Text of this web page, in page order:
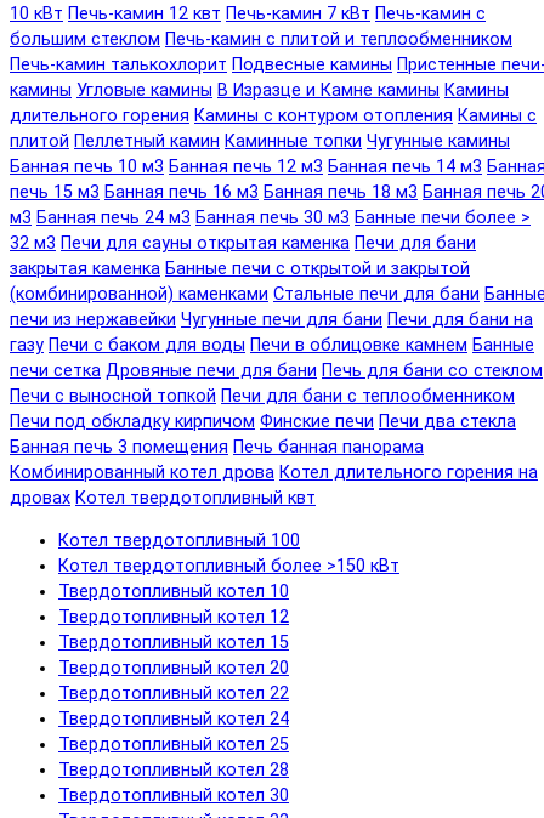
10 кВт Печь-камин 12 квт Печь-камин 7 кВт Печь-камин с
большим стеклом Печь-камин с плитой и теплообменником
Печь-камин талькохлорит Подвесные камины Пристенные
камины Угловые камины В Изразце и Камне камины Камины
длительного горения Камины с контуром отопления Камины с
плитой Пеллетный камин Каминные топки Чугунные камины
Банная печь 10 м3 Банная печь 12 м3 Банная печь 14 м3
печь 15 м3 Банная печь 16 м3 Банная печь 18 м3 Банная печь
м3 Банная печь 24 м3 Банная печь 30 м3 Банные печи более >
32 м3 Печи для сауны открытая каменка Печи для бани
закрытая каменка Банные печи с открытой и закрытой
(комбинированной) каменками Стальные печи для бани
печи из нержавейки Чугунные печи для бани Печи для бани на
газу Печи с баком для воды Печи в облицовке камнем Банные
печи сетка Дровяные печи для бани Печь для бани со стеклом
Печи с выносной топкой Печи для бани с теплообменником
Печи под обкладку кирпичом Финские печи Печи два стекла
Банная печь 3 помещения Печь банная панорама
Комбинированный котел дрова Котел длительного горения на
дровах Котел твердотопливный квт
Котел твердотопливный 100
Котел твердотопливный более >150 кВт
Твердотопливный котел 10
Твердотопливный котел 12
Твердотопливный котел 15
Твердотопливный котел 20
Твердотопливный котел 22
Твердотопливный котел 24
Твердотопливный котел 25
Твердотопливный котел 28
Твердотопливный котел 30